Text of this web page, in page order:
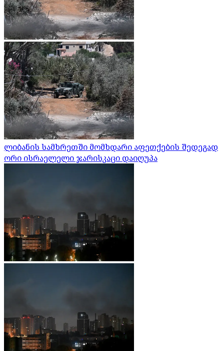
ლიბანის სამხრეთში მომხდარი აფეთქების შედეგად
ორი ისრაელელი ჯარისკაცი დაიღუპა